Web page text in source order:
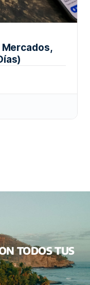
Mercados,
TODOS TUS